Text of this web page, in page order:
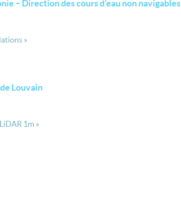
– Direction des cours d’eau non navigables
»
Louvain
1m »